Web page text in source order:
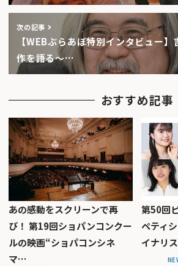
次の記事
【WEBぶらあぼ特別インタビュー
作を語る〜…
おすすめ記事
あの感動をスクリーンで再
び！ 第19回ショパンコンクー
ルの映画“ショパコンシネ
マ…
第50回
ペティ
イナリ